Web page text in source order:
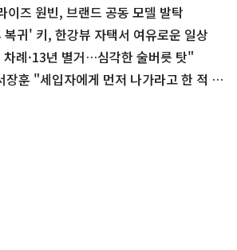
이즈 원빈, 브랜드 공동 모델 발탁
귀' 키, 한강뷰 자택서 여유로운 일상
례·13년 별거…심각한 술버릇 탓"
장훈 "세입자에게 먼저 나가라고 한 적 없